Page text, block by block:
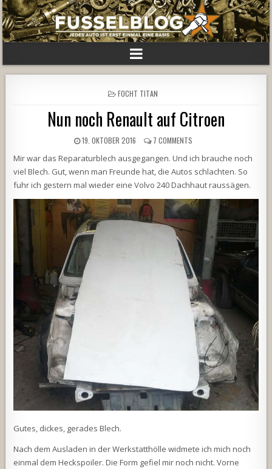
POSTED
IN
FOCHT TITAN
Nun noch Renault auf Citroen
19. OKTOBER 2016 7 COMMENTS
Mir war das Reparaturblech ausgegangen. Und ich brauche noch
viel Blech. Gut, wenn man Freunde hat, die Autos schlachten. So
fuhr ich gestern mal wieder eine Volvo 240 Dachhaut raussägen.
Gutes, dickes, gerades Blech.
Nach dem Ausladen in der Werkstatthölle widmete ich mich noch
einmal dem Heckspoiler. Die Form gefiel mir noch nicht. Vorne